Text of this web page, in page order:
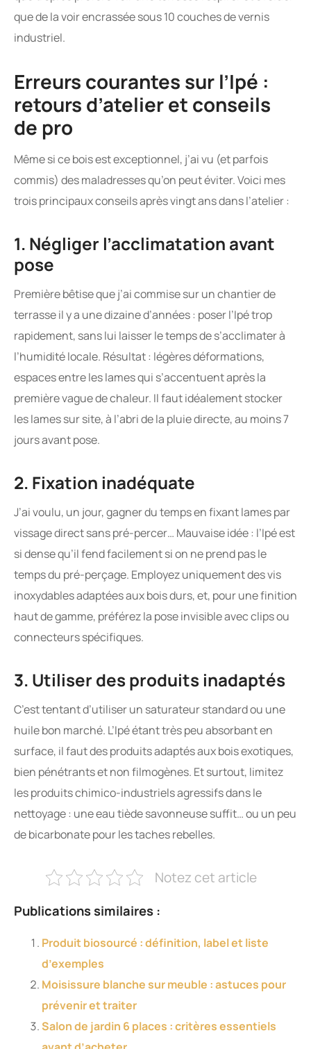
que de la voir encrassée sous 10 couches de vernis
industriel.
Erreurs courantes sur l’Ipé :
retours d’atelier et conseils
de pro
Même si ce bois est exceptionnel, j’ai vu (et parfois
commis) des maladresses qu’on peut éviter. Voici mes
trois principaux conseils après vingt ans dans l’atelier :
1. Négliger l’acclimatation avant
pose
Première bêtise que j’ai commise sur un chantier de
terrasse il y a une dizaine d’années : poser l’Ipé trop
rapidement, sans lui laisser le temps de s’acclimater à
l’humidité locale. Résultat : légères déformations,
espaces entre les lames qui s’accentuent après la
première vague de chaleur. Il faut idéalement stocker
les lames sur site, à l’abri de la pluie directe, au moins 7
jours avant pose.
2. Fixation inadéquate
J’ai voulu, un jour, gagner du temps en fixant lames par
vissage direct sans pré-percer… Mauvaise idée : l’Ipé est
si dense qu’il fend facilement si on ne prend pas le
temps du pré-perçage. Employez uniquement des vis
inoxydables adaptées aux bois durs, et, pour une finition
haut de gamme, préférez la pose invisible avec clips ou
connecteurs spécifiques.
3. Utiliser des produits inadaptés
C’est tentant d’utiliser un saturateur standard ou une
huile bon marché. L’Ipé étant très peu absorbant en
surface, il faut des produits adaptés aux bois exotiques,
bien pénétrants et non filmogènes. Et surtout, limitez
les produits chimico-industriels agressifs dans le
nettoyage : une eau tiède savonneuse suffit… ou un peu
de bicarbonate pour les taches rebelles.
Notez cet article
Publications similaires :
Produit biosourcé : définition, label et liste
d’exemples
Moisissure blanche sur meuble : astuces pour
prévenir et traiter
Salon de jardin 6 places : critères essentiels